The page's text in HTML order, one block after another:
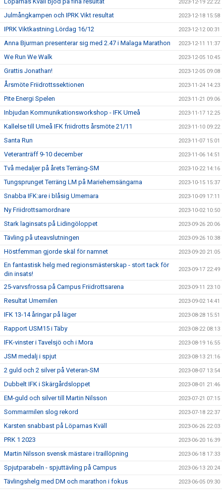
2023-12-19 22:22
Julmångkampen och IPRK Vikt resultat 2023-12-18 15:58
IPRK Viktkastning Lördag 16/12 2023-12-12 00:31
Anna Bjurman presenterar sig med 2.47 i Malaga Marathon 2023-12-11 11:37
We Run We Walk 2023-12-05 10:45
Grattis Jonathan! 2023-12-05 09:08
Årsmöte Friidrottssektionen 2023-11-24 14:23
Pite Energi Spelen 2023-11-21 09:06
Inbjudan Kommunikationsworkshop - IFK Umeå 2023-11-17 12:25
Kallelse till Umeå IFK friidrotts årsmöte 21/11 2023-11-10 09:22
Santa Run 2023-11-07 15:01
Veteranträff 9-10 december 2023-11-06 14:51
Två medaljer på årets Terräng-SM 2023-10-22 14:16
Tungsprunget Terräng LM på Mariehemsängarna 2023-10-15 15:37
Snabba IFK:are i blåsig Umemara 2023-10-09 17:11
Ny Friidrottsamordnare 2023-10-02 10:50
Stark laginsats på Lidingöloppet 2023-09-26 20:06
Tävling på uteavslutningen 2023-09-26 10:38
Höstfemman gjorde skäl för namnet 2023-09-20 21:05
En fantastisk helg med regionsmästerskap - stort tack för
din insats!
2023-09-17 22:49
25-varvsfrossa på Campus Friidrottsarena 2023-09-11 23:10
Resultat Umemilen 2023-09-02 14:41
IFK 13-14 åringar på läger 2023-08-28 15:51
Rapport USM15 i Täby 2023-08-22 08:13
IFK-vinster i Tavelsjö och i Mora 2023-08-19 16:55
JSM medalj i spjut 2023-08-13 21:16
2 guld och 2 silver på Veteran-SM 2023-08-07 13:54
Dubbelt IFK i Skärgårdsloppet 2023-08-01 21:46
EM-guld och silver till Martin Nilsson 2023-07-21 07:15
Sommarmilen slog rekord 2023-07-18 22:37
Karsten snabbast på Löparnas Kväll 2023-06-26 22:03
PRK 1 2023 2023-06-20 16:39
Martin Nilsson svensk mästare i traillöpning 2023-06-18 17:33
Spjutparabeln - spjuttävling på Campus 2023-06-13 20:24
Tävlingshelg med DM och marathon i fokus 2023-06-05 09:30